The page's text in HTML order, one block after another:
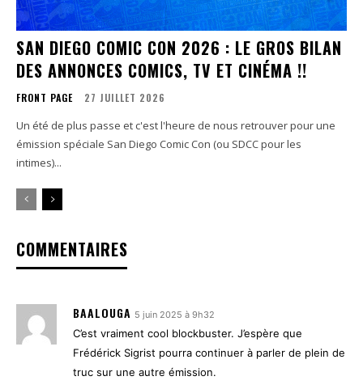
SAN DIEGO COMIC CON 2026 : LE GROS BILAN
DES ANNONCES COMICS, TV ET CINÉMA !!
FRONT PAGE 27 JUILLET 2026
Un été de plus passe et c'est l'heure de nous retrouver pour une
émission spéciale San Diego Comic Con (ou SDCC pour les
intimes)...
COMMENTAIRES
BAALOUGA 5 juin 2025 à 9h32
C’est vraiment cool blockbuster. J’espère que
Frédérick Sigrist pourra continuer à parler de plein de
truc sur une autre émission.